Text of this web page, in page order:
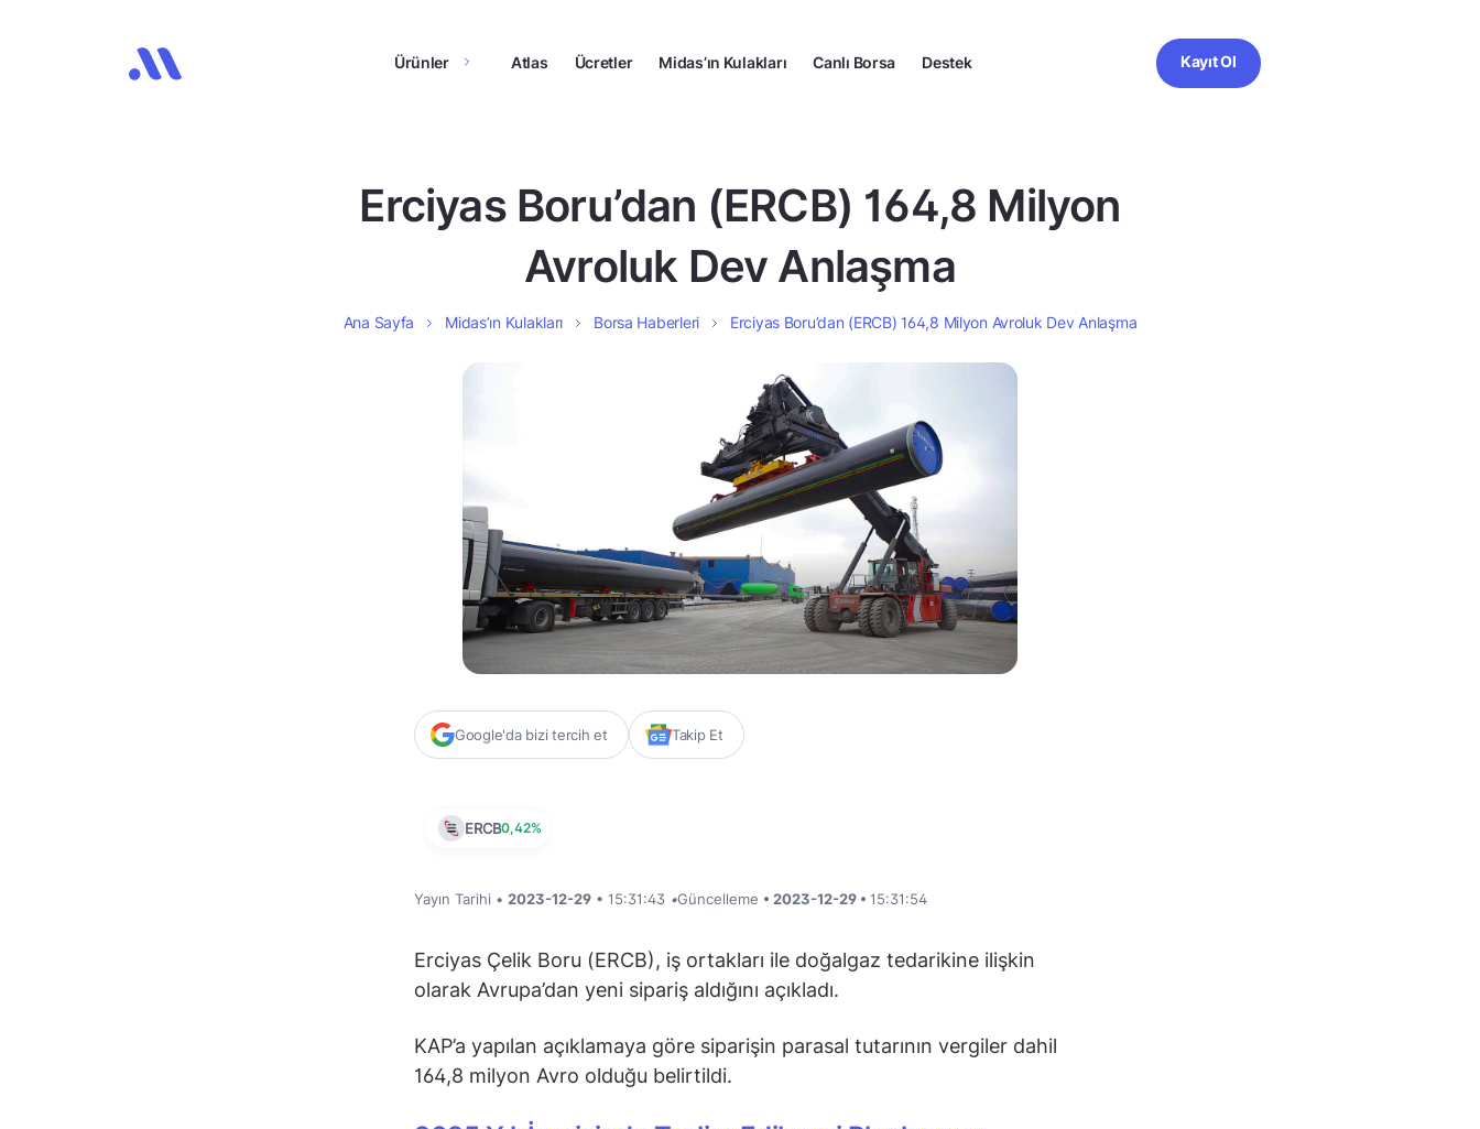
Ürünler Atlas Ücretler Midas’ın Kulakları Canlı Borsa Destek Kayıt Ol
Erciyas Boru’dan (ERCB) 164,8 Milyon
Avroluk Dev Anlaşma
Ana Sayfa Midas’ın Kulakları Borsa Haberleri Erciyas Boru’dan (ERCB) 164,8 Milyon Avroluk Dev Anlaşma
Google'da bizi tercih et Takip Et
ERCB0,42%
Yayın Tarihi • 2023-12-29 • 15:31:43 •Güncelleme • 2023-12-29 • 15:31:54
Erciyas Çelik Boru (ERCB), iş ortakları ile doğalgaz tedarikine ilişkin
olarak Avrupa’dan yeni sipariş aldığını açıkladı.
KAP’a yapılan açıklamaya göre siparişin parasal tutarının vergiler dahil
164,8 milyon Avro olduğu belirtildi.